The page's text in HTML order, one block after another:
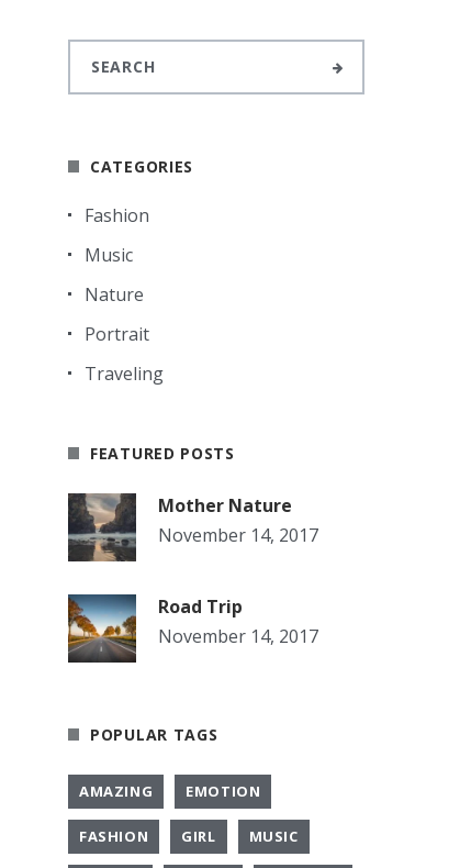
CATEGORIES
Fashion
Music
Nature
Portrait
Traveling
FEATURED POSTS
Mother Nature
November 14, 2017
Road Trip
November 14, 2017
POPULAR TAGS
AMAZING EMOTION
FASHION GIRL MUSIC